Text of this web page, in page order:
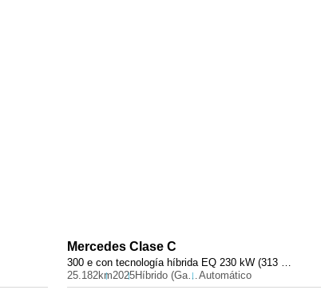
Mercedes Clase C
25.182km2025 Híbrido (Gasolina) Automático